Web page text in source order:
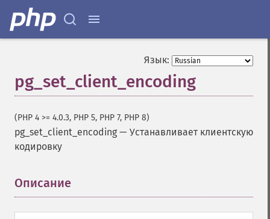
Язык:
pg_set_client_encoding
(PHP 4 >= 4.0.3, PHP 5, PHP 7, PHP 8)
pg_set_client_encoding — Устанавливает клиентскую
кодировку
Описание